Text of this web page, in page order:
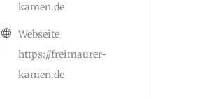
kamen.de
Webseite
https://freimaurer-
kamen.de